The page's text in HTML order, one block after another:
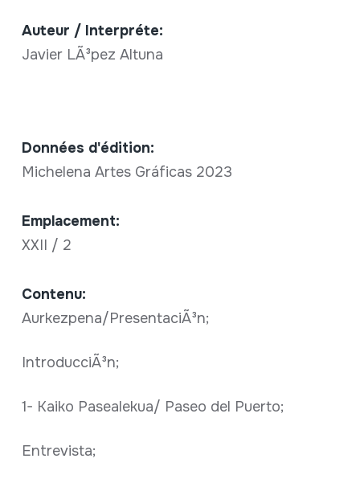
Auteur / Interpréte:
Javier LÃ³pez Altuna
Données d'édition:
Michelena Artes Gráficas 2023
Emplacement:
XXII / 2
Contenu:
Aurkezpena/PresentaciÃ³n;
IntroducciÃ³n;
1- Kaiko Pasealekua/ Paseo del Puerto;
Entrevista;